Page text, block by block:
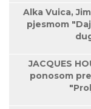
Alka Vuica,
pjesmom
JACQUES
ponosom